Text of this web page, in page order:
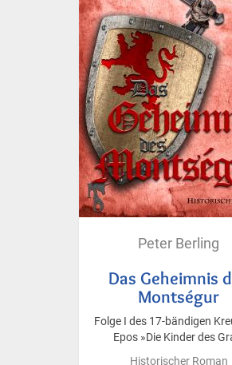
Peter Berling
Das Geheimnis
Montségur
Folge I des 17-bändigen
Epos »Die Kinder des
Historischer Roman